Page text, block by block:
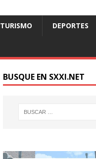
TURISMO DEPORTES
BUSQUE EN SXXI.NET